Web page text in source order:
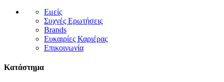
Εμείς
Συχνές Ερωτήσεις
Brands
Ευκαιρίες Καριέρας
Επικοινωνία
Κατάστημα